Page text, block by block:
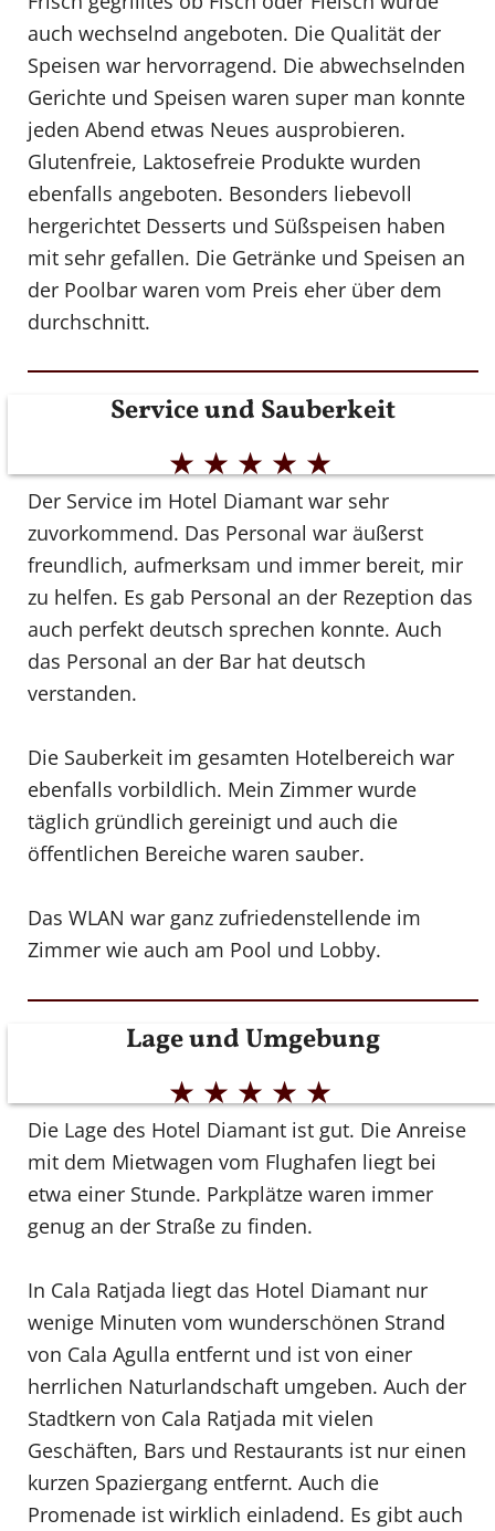
auch wechselnd angeboten. Die Qualität der
Speisen war hervorragend. Die abwechselnden
Gerichte und Speisen waren super man konnte
jeden Abend etwas Neues ausprobieren.
Glutenfreie, Laktosefreie Produkte wurden
ebenfalls angeboten. Besonders liebevoll
hergerichtet Desserts und Süßspeisen haben
mit sehr gefallen. Die Getränke und Speisen an
der Poolbar waren vom Preis eher über dem
durchschnitt.
Service und Sauberkeit
★ ★ ★ ★ ★
Der Service im Hotel Diamant war sehr
zuvorkommend. Das Personal war äußerst
freundlich, aufmerksam und immer bereit, mir
zu helfen. Es gab Personal an der Rezeption das
auch perfekt deutsch sprechen konnte. Auch
das Personal an der Bar hat deutsch
verstanden.
Die Sauberkeit im gesamten Hotelbereich war
ebenfalls vorbildlich. Mein Zimmer wurde
täglich gründlich gereinigt und auch die
öffentlichen Bereiche waren sauber.
Das WLAN war ganz zufriedenstellende im
Zimmer wie auch am Pool und Lobby.
Lage und Umgebung
★ ★ ★ ★ ★
Die Lage des Hotel Diamant ist gut. Die Anreise
mit dem Mietwagen vom Flughafen liegt bei
etwa einer Stunde. Parkplätze waren immer
genug an der Straße zu finden.
In Cala Ratjada liegt das Hotel Diamant nur
wenige Minuten vom wunderschönen Strand
von Cala Agulla entfernt und ist von einer
herrlichen Naturlandschaft umgeben. Auch der
Stadtkern von Cala Ratjada mit vielen
Geschäften, Bars und Restaurants ist nur einen
kurzen Spaziergang entfernt. Auch die
Promenade ist wirklich einladend. Es gibt auch